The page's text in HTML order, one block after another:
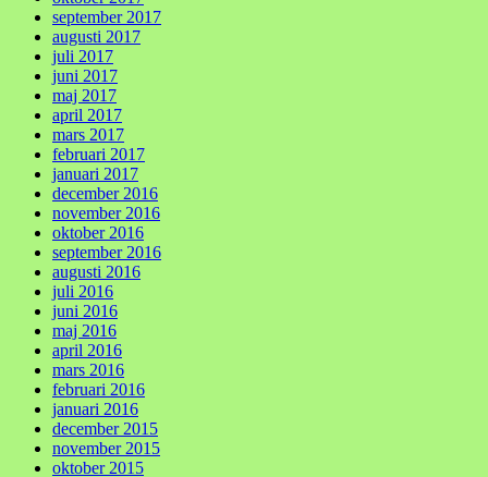
september 2017
augusti 2017
juli 2017
juni 2017
maj 2017
april 2017
mars 2017
februari 2017
januari 2017
december 2016
november 2016
oktober 2016
september 2016
augusti 2016
juli 2016
juni 2016
maj 2016
april 2016
mars 2016
februari 2016
januari 2016
december 2015
november 2015
oktober 2015